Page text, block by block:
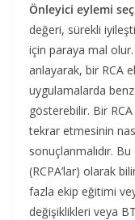
Önleyici eylemi
değeri, sürekli
için paraya mal
anlayarak, bir RCA
uygulamalarda
gösterebilir. Bir
tekrar etmesinin
sonuçlanmalıdır.
(RCPA’lar) olarak
fazla ekip eğitimi
değişiklikleri veya